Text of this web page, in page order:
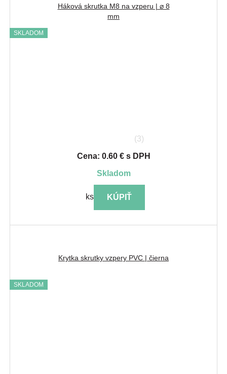
Háková skrutka M8 na vzperu | ⌀ 8
mm
SKLADOM
(3)
Cena: 0.60 € s DPH
skladom
ks KÚPIŤ
Krytka skrutky vzpery PVC | čierna
SKLADOM